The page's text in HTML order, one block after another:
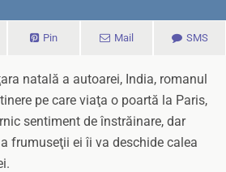
Pin Mail SMS
natală a autoarei, India, romanul
pe care viaţa o poartă la Paris,
sentiment de înstrăinare, dar
frumuseţii ei îi va deschide calea